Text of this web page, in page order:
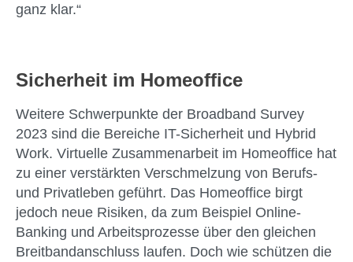
ganz klar.“
Sicherheit im Homeoffice
Weitere Schwerpunkte der Broadband Survey
2023 sind die Bereiche IT-Sicherheit und Hybrid
Work. Virtuelle Zusammenarbeit im Homeoffice hat
zu einer verstärkten Verschmelzung von Berufs-
und Privatleben geführt. Das Homeoffice birgt
jedoch neue Risiken, da zum Beispiel Online-
Banking und Arbeitsprozesse über den gleichen
Breitbandanschluss laufen. Doch wie schützen die